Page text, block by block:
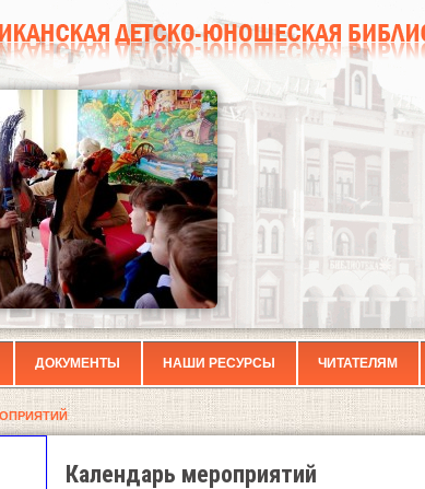
ДОКУМЕНТЫ НАШИ РЕСУРСЫ ЧИТАТЕЛЯМ
Календарь мероприятий